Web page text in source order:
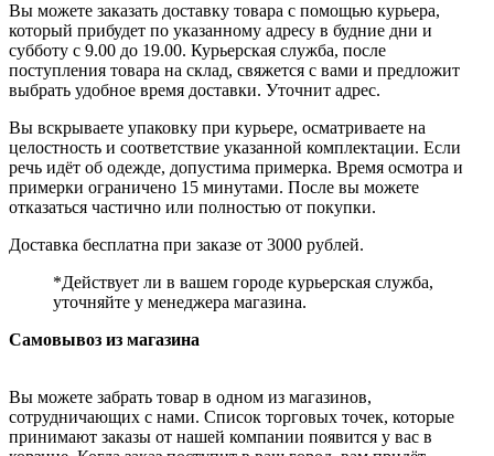
Вы можете заказать доставку товара с помощью курьера,
который прибудет по указанному адресу в будние дни и
субботу с 9.00 до 19.00. Курьерская служба, после
поступления товара на склад, свяжется с вами и предложит
выбрать удобное время доставки. Уточнит адрес.
Вы вскрываете упаковку при курьере, осматриваете на
целостность и соответствие указанной комплектации. Если
речь идёт об одежде, допустима примерка. Время осмотра и
примерки ограничено 15 минутами. После вы можете
отказаться частично или полностью от покупки.
Доставка бесплатна при заказе от 3000 рублей.
*Действует ли в вашем городе курьерская служба,
уточняйте у менеджера магазина.
Самовывоз из магазина
Вы можете забрать товар в одном из магазинов,
сотрудничающих с нами. Список торговых точек, которые
принимают заказы от нашей компании появится у вас в